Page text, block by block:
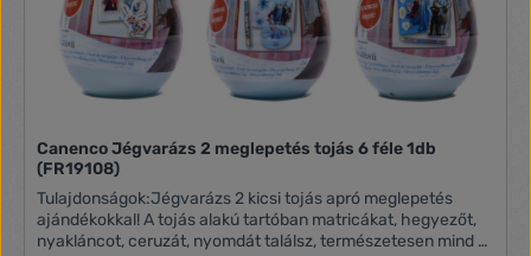
Canenco Jégvarázs 2 meglepetés tojás 6 féle 1db
(FR19108)
Tulajdonságok:Jégvarázs 2 kicsi tojás apró meglepetés
ajándékokkal! A tojás alakú tartóban matricákat, hegyezőt,
nyakláncot, ceruzát, nyomdát találsz, természetesen mind a